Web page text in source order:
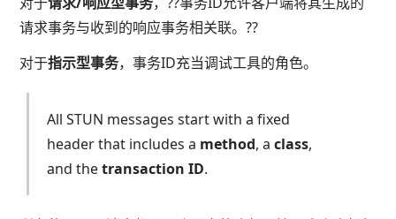
请求事务与收到的响应事务相关联。??
对于指示型事务，事务ID充当调试工具的角色。
All STUN messages start with a fixed
header that includes a method, aclass,
and thetransaction ID.